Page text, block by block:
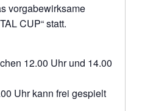
vorgabewirksame
CUP“ statt.
12.00 Uhr und 14.00
Uhr kann frei gespielt